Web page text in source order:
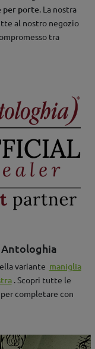
per porte. La nostra
al nostro negozio
tra
variante maniglia
. Scopri tutte le
completare con